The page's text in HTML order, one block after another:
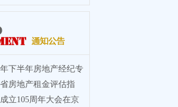
下半年房地产经纪专
房地产租金评估指
立105周年大会在京